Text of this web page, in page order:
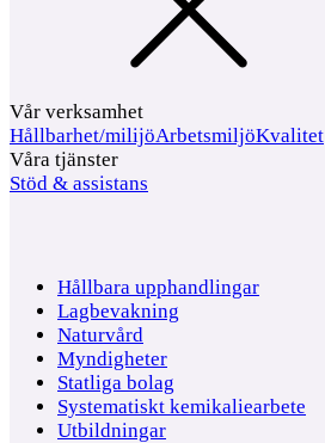
Vår verksamhet
Hållbarhet/milijöArbetsmiljöKvalitet
Våra tjänster
Stöd & assistans
Hållbara upphandlingar
Lagbevakning
Naturvård
Myndigheter
Statliga bolag
Systematiskt kemikaliearbete
Utbildningar